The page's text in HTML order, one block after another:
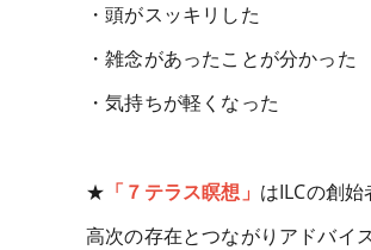
・頭がスッキリした
・雑念があったことが分かった
・気持ちが軽くなった
★ 「７テラス瞑想」 はILCの創
高次の存在とつながりアドバイ